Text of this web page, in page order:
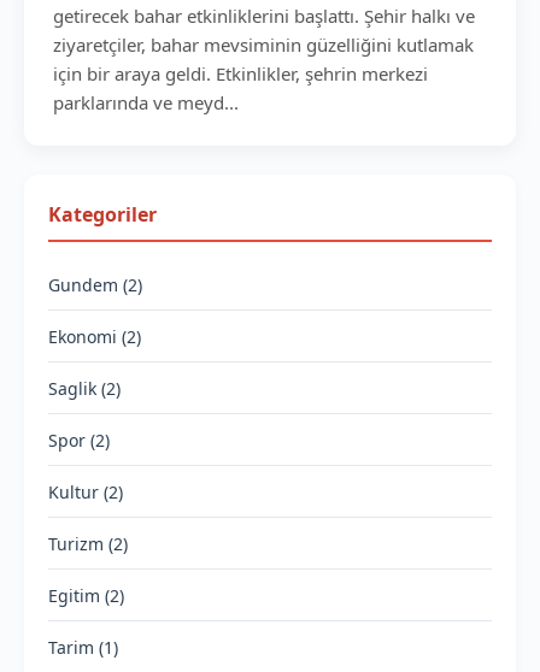
getirecek bahar etkinliklerini başlattı. Şehir halkı ve
ziyaretçiler, bahar mevsiminin güzelliğini kutlamak
için bir araya geldi. Etkinlikler, şehrin merkezi
parklarında ve meyd...
Kategoriler
Gundem (2)
Ekonomi (2)
Saglik (2)
Spor (2)
Kultur (2)
Turizm (2)
Egitim (2)
Tarim (1)